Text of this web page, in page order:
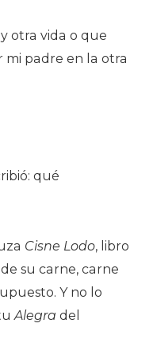
otra vida o que
mi padre en la otra
qué
Cisne Lodo, libro
su carne, carne
Y no lo
Alegra del